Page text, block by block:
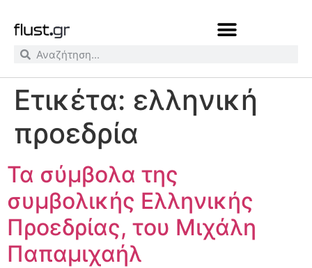
Ετικέτα: ελληνική
προεδρία
Τα σύμβολα της
συμβολικής Ελληνικής
Προεδρίας, του Μιχάλη
Παπαμιχαήλ